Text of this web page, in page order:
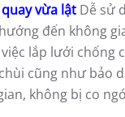
vừa lật Dễ sử
đến không
lắp lưới chống
cũng như bảo
không bị co